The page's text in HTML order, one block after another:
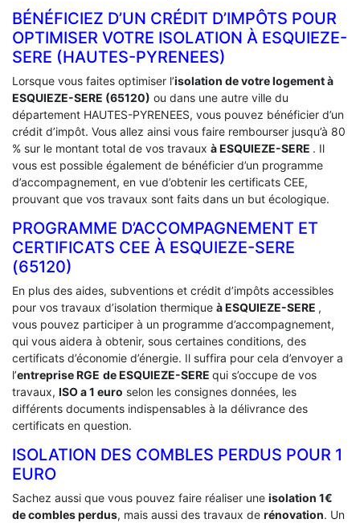
BÉNÉFICIEZ D’UN CRÉDIT D’IMPÔTS POUR
OPTIMISER VOTRE ISOLATION À ‎ESQUIEZE-
SERE (HAUTES-PYRENEES)
Lorsque vous faites optimiser l’isolation de votre logement à
ESQUIEZE-SERE (65120) ou dans une autre ville du
département HAUTES-PYRENEES, vous pouvez bénéficier d’un
crédit d’impôt. Vous allez ainsi vous faire rembourser jusqu’à 80
% sur le montant total de vos travaux à ESQUIEZE-SERE . Il
vous est possible également de bénéficier d’un programme
d’accompagnement, en vue d’obtenir les certificats CEE,
prouvant que vos travaux sont faits dans un but écologique.
PROGRAMME D’ACCOMPAGNEMENT ET
CERTIFICATS CEE À ‎ESQUIEZE-SERE
(65120)
En plus des aides, subventions et crédit d’impôts accessibles
pour vos travaux d’isolation thermique à ESQUIEZE-SERE ,
vous pouvez participer à un programme d’accompagnement,
qui vous aidera à obtenir, sous certaines conditions, des
certificats d’économie d’énergie. Il suffira pour cela d’envoyer a
l’entreprise RGE de ESQUIEZE-SERE qui s’occupe de vos
travaux, ISO a 1 euro selon les consignes données, les
différents documents indispensables à la délivrance des
certificats en question.
ISOLATION DES COMBLES PERDUS POUR 1
EURO
Sachez aussi que vous pouvez faire réaliser une isolation 1€
de combles perdus, mais aussi des travaux de rénovation. Un